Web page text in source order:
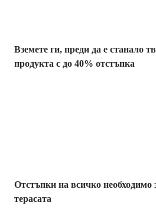
Вземете ги, преди да е станало
продукта с до 40% отстъпка
Отстъпки на всичко необходимо
терасата